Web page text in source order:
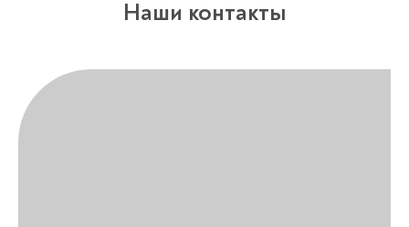
Наши контакты